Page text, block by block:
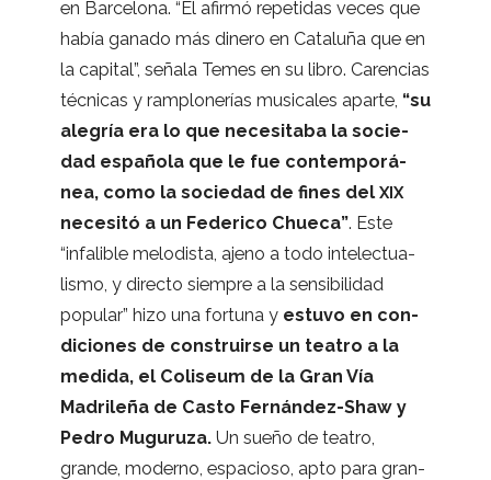
en Bar­ce­lona. “Él afirmó repe­ti­das veces que
había ganado más dinero en Cata­luña que en
la capi­tal”, señala Temes en su libro. Caren­cias
téc­ni­cas y ram­plo­ne­rías musi­ca­les aparte, “su
ale­gría era lo que nece­si­taba la socie­
dad espa­ñola que le fue con­tem­po­rá­
nea, como la socie­dad de fines del XIX
nece­sitó a un Fede­rico Chueca”. Este
“infa­li­ble melo­dista, ajeno a todo inte­lec­tua­
lismo, y directo siem­pre a la sen­si­bi­li­dad
popu­lar” hizo una for­tuna y estuvo en con­
di­cio­nes de cons­truirse un tea­tro a la
medida, el Coli­seum de la Gran Vía
Madri­leña de Casto Fernández-Shaw y
Pedro Mugu­ruza.Un sueño de tea­tro,
grande, moderno, espa­cioso, apto para gran­